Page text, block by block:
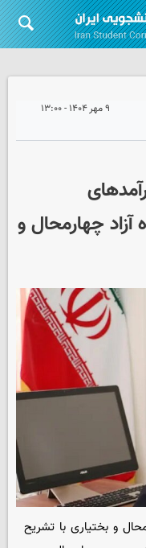
۹ مهر ۱۴۰۴ - ۱۳:۰۰
آزاد چهارمحال و
و بختیاری با تشریح